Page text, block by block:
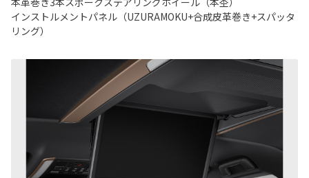
インストルメントパネル（UZURAMOKU+合成皮革巻き+スパッタ
リング）